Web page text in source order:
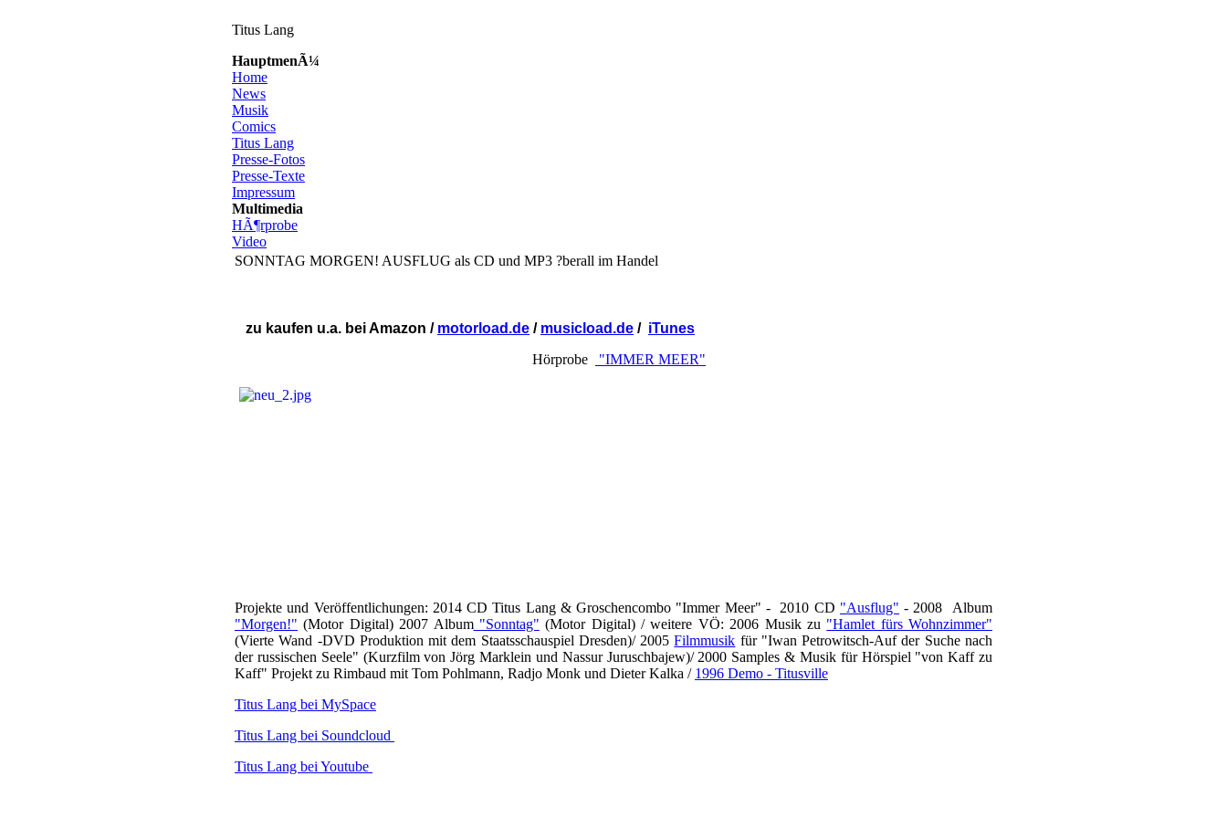
Titus Lang
HauptmenÃ¼
Home
News
Musik
Comics
Titus Lang
Presse-Fotos
Presse-Texte
Impressum
Multimedia
HÃ¶rprobe
Video
SONNTAG MORGEN! AUSFLUG als CD und MP3 ?berall im Handel
zu kaufen u.a. bei Amazon / motorload.de / musicload.de / iTunes
Hörprobe
"IMMER MEER"
Projekte und Veröffentlichungen: 2014 CD Titus Lang & Groschencombo "Immer Meer" - 2010 CD "Ausflug" - 2008 Album
"Morgen!" (Motor Digital) 2007 Album"Sonntag" (Motor Digital) / weitere VÖ: 2006 Musik zu "Hamlet fürs Wohnzimmer"
(Vierte Wand -DVD Produktion mit dem Staatsschauspiel Dresden)/ 2005Filmmusik für "Iwan Petrowitsch-Auf der Suche nach
der russischen Seele" (Kurzfilm von Jörg Marklein und Nassur Juruschbajew)/ 2000 Samples & Musik für Hörspiel "von Kaff zu
Kaff" Projekt zu Rimbaud mit Tom Pohlmann, Radjo Monk und Dieter Kalka / 1996 Demo - Titusville
Titus Lang bei MySpace
Titus Lang bei Soundcloud
Titus Lang bei Youtube